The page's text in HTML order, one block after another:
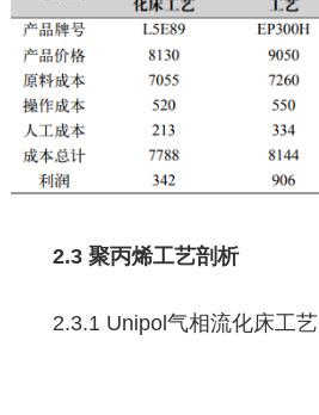
2.3 聚丙烯工艺剖析
2.3.1 Unipol气相流化床工艺